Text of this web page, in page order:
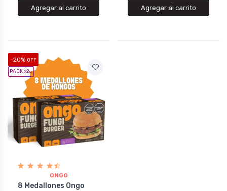
Agregar al carrito Agregar al carrito
-20% OFF
PACK x2u.
ONGO
8 Medallones Ongo